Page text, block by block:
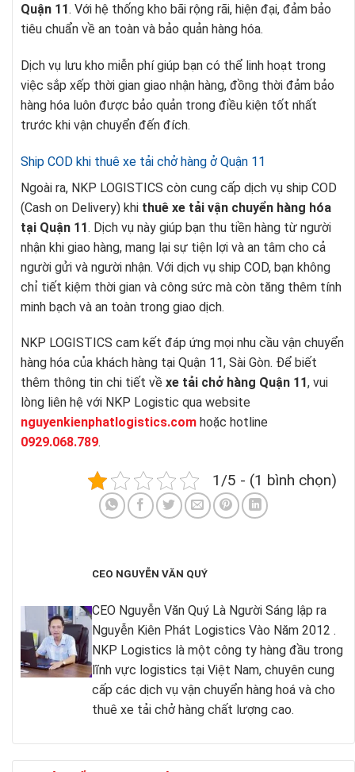
Quận 11. Với hệ thống kho bãi rộng rãi, hiện đại, đảm bảo
tiêu chuẩn về an toàn và bảo quản hàng hóa.
Dịch vụ lưu kho miễn phí giúp bạn có thể linh hoạt trong
việc sắp xếp thời gian giao nhận hàng, đồng thời đảm bảo
hàng hóa luôn được bảo quản trong điều kiện tốt nhất
trước khi vận chuyển đến đích.
Ship COD khi thuê xe tải chở hàng ở Quận 11
Ngoài ra, NKP LOGISTICS còn cung cấp dịch vụ ship COD
(Cash on Delivery) khi thuê xe tải vận chuyển hàng hóa
tại Quận 11. Dịch vụ này giúp bạn thu tiền hàng từ người
nhận khi giao hàng, mang lại sự tiện lợi và an tâm cho cả
người gửi và người nhận. Với dịch vụ ship COD, bạn không
chỉ tiết kiệm thời gian và công sức mà còn tăng thêm tính
minh bạch và an toàn trong giao dịch.
NKP LOGISTICS cam kết đáp ứng mọi nhu cầu vận chuyển
hàng hóa của khách hàng tại Quận 11, Sài Gòn. Để biết
thêm thông tin chi tiết về xe tải chở hàng Quận 11, vui
lòng liên hệ với NKP Logistic qua website
nguyenkienphatlogistics.com hoặc hotline
0929.068.789.
1/5 - (1 bình chọn)
CEO NGUYỄN VĂN QUÝ
CEO Nguyễn Văn Quý Là Người Sáng lập ra
Nguyễn Kiên Phát Logistics Vào Năm 2012 .
NKP Logistics là một công ty hàng đầu trong
lĩnh vực logistics tại Việt Nam, chuyên cung
cấp các dịch vụ vận chuyển hàng hoá và cho
thuê xe tải chở hàng chất lượng cao.